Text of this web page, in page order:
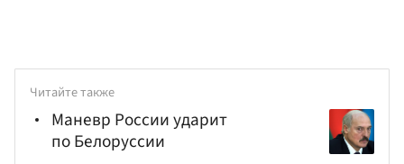
Читайте также
Маневр России ударит
по Белоруссии